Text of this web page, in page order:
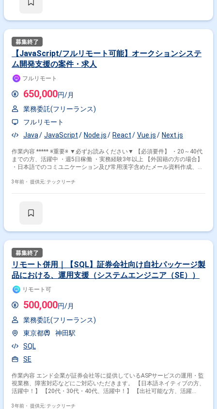
【JavaScript/フルリモート可能】オークションシステ
ム開発支援の案件・求人
フルリモート
650,000円/月
業務委託(フリーランス)
フルリモート
Java
JavaScript Node.js React Vue.js Next.js
作業内容 ***** ※重要※ ▼必ずお読みください▼ 【必須要件】 ・20～40代
までの方、活躍中 ・週5日稼働 ・実務経験3年以上 【外国籍の方の場合】
・日本語でのコミユニケーション及び常用漢字含めたメール資料作成、読
3年前・ 提供元: テックリーチ
リモート併用｜【SQL】証券会社向け自社パッケージ製
品における、運用支援（システムエンジニア（SE））
リモート可
500,000円/月
業務委託(フリーランス)
東京都
神田駅
SQL
SE
作業内容 エンド企業が証券会社等に提供しているASPサービスの運用・監
視業務、障害対応などにご対応いただきます。 【日本語ネイティブの方、
活躍中！】 【20代・30代・40代、活躍中！】 【出社可能な方、活躍
3年前・ 提供元: テックリーチ